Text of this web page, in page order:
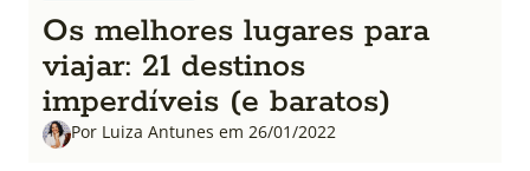
Os melhores lugares para
viajar: 21 destinos
imperdíveis (e baratos)
Por Luiza Antunes em 26/01/2022